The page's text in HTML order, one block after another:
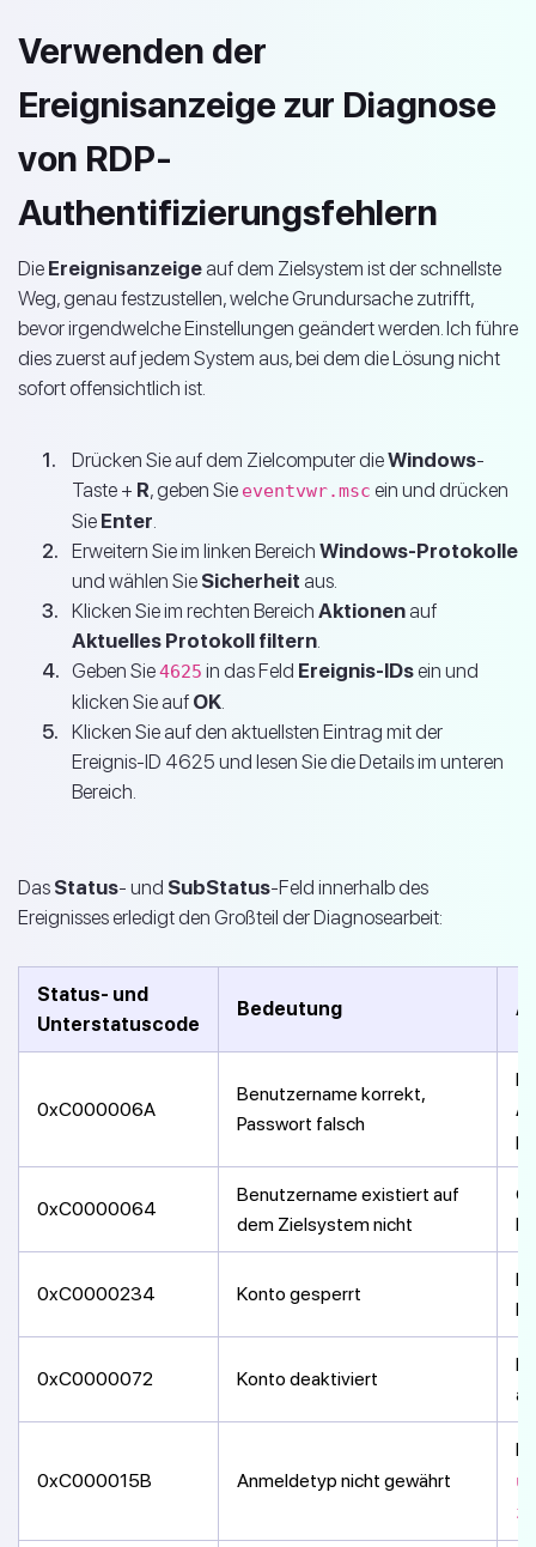
Verwenden der
Ereignisanzeige zur Diagnose
von RDP-
Authentifizierungsfehlern
Die Ereignisanzeige auf dem Zielsystem ist der schnellste
Weg, genau festzustellen, welche Grundursache zutrifft,
bevor irgendwelche Einstellungen geändert werden. Ich führe
dies zuerst auf jedem System aus, bei dem die Lösung nicht
sofort offensichtlich ist.
Drücken Sie auf dem Zielcomputer dieWindows-
Taste + R, geben Sie eventvwr.msc ein und drücken
Sie Enter.
Erweitern Sie im linken Bereich Windows-Protokolle
und wählen Sie Sicherheit aus.
Klicken Sie im rechten Bereich Aktionen auf
Aktuelles Protokoll filtern.
Geben Sie4625 in das Feld Ereignis-IDs ein und
klicken Sie auf OK.
Klicken Sie auf den aktuellsten Eintrag mit der
Ereignis-ID 4625 und lesen Sie die Details im unteren
Bereich.
Das Status- und SubStatus-Feld innerhalb des
Ereignisses erledigt den Großteil der Diagnosearbeit:
Status- und
Unterstatuscode
Bedeutung
0xC000006A
Benutzername korrekt,
Passwort falsch
0xC0000064
Benutzername existiert auf
dem Zielsystem nicht
0xC0000234 Konto gesperrt
In
0xC0000072 Konto deaktiviert
0xC000015B Anmeldetyp nicht gewährt